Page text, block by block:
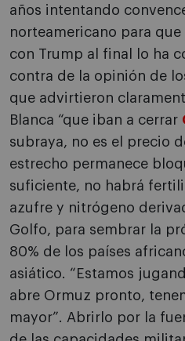
años intentando
norteamericano para
con Trump al final lo ha
contra de la opinión de
que advirtieron
Blanca “que iban a cerrar
subraya, no es el precio
estrecho permanece
suficiente, no habrá
azufre y nitrógeno
Golfo, para sembrar la
80% de los países
asiático. “Estamos
abre Ormuz pronto,
mayor”. Abrirlo por la